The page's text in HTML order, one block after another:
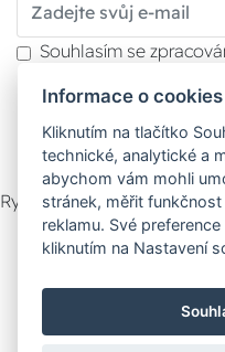
Souhlasím se
Více informací
údajů . Souhlas
Rychlý kontakt
Zákaznický servis
Informace o cookies
Kliknutím na tlačítko
technické, analytické a
abychom vám mohli
stránek, měřit
reklamu. Své
kliknutím na Nastavení